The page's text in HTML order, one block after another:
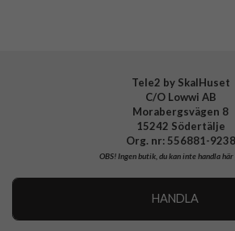
Tele2 by SkalHuset
C/O Lowwi AB
Morabergsvägen 8
15242 Södertälje
Org. nr: 556881-9238
OBS!Ingen butik, du kan inte handla
HANDLA